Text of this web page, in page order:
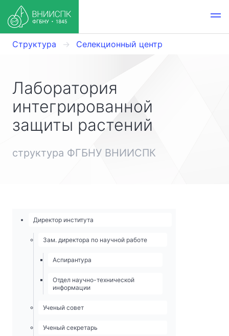
Структура Селекционный центр
Лаборатория
интегрированной
защиты растений
структура ФГБНУ ВНИИСПК
Директор института
Зам. директора по научной работе
Аспирантура
Отдел научно-технической
информации
Ученый совет
Ученый секретарь